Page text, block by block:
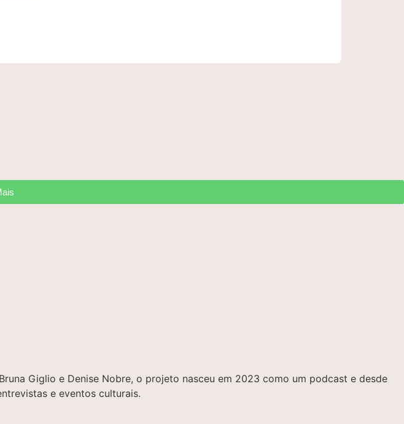
Giglio e Denise Nobre, o projeto nasceu em 2023 como um podcast e desde
e eventos culturais.